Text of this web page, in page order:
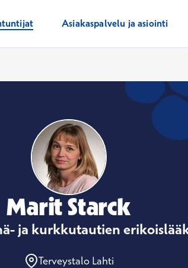
Asiakaspalvelu ja asiointi
Marit Starck
ja kurkkutautien
Terveystalo Lahti